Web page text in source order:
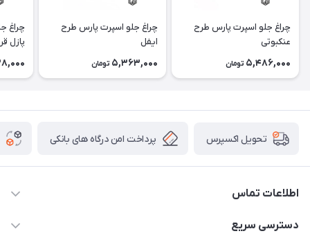
چراغ جلو اسپرت پارس طرح
عنکبوتی
5,486,000 تومان
چراغ جلو اسپرت پارس طرح
ایفل
5,363,000 تومان
چراغ
پازل
تحویل اکسپرس پرداخت امن درگاه های بانکی
اطلاعات تماس
09012926386
دسترسی سریع